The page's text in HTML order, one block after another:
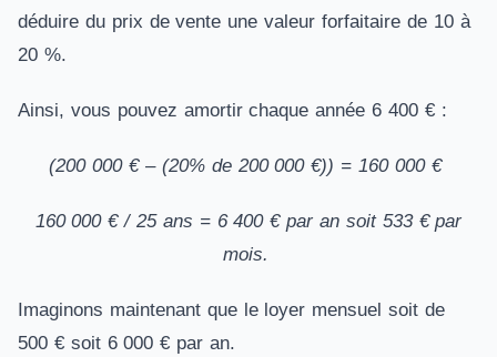
déduire du prix de vente une valeur forfaitaire de 10 à
20 %.
Ainsi, vous pouvez amortir chaque année 6 400 € :
(200 000 € – (20% de 200 000 €)) = 160 000 €
160 000 € / 25 ans = 6 400 € par an soit 533 € par
mois.
Imaginons maintenant que le loyer mensuel soit de
500 € soit 6 000 € par an.